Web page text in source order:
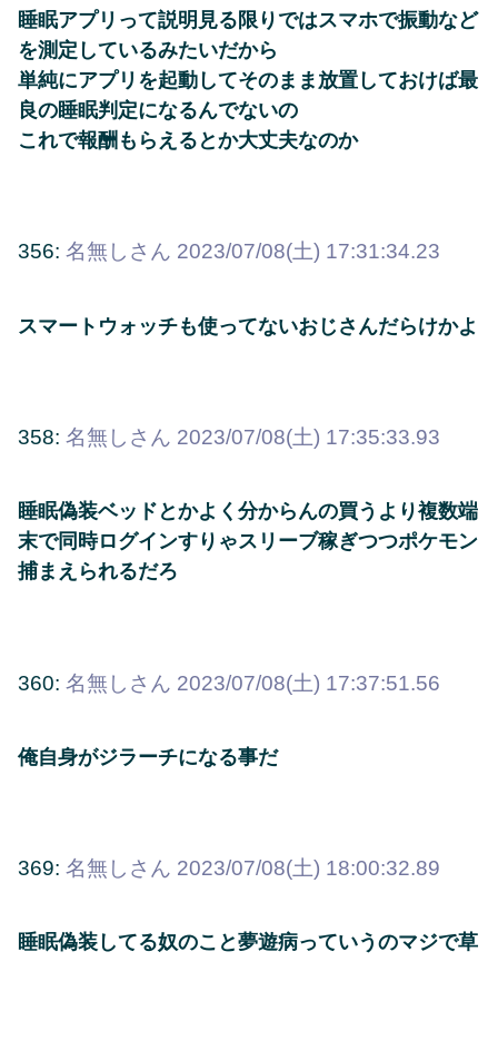
睡眠アプリって説明見る限りではスマホで振動など
を測定しているみたいだから
単純にアプリを起動してそのまま放置しておけば最
良の睡眠判定になるんでないの
これで報酬もらえるとか大丈夫なのか
356: 名無しさん 2023/07/08(土) 17:31:34.23
スマートウォッチも使ってないおじさんだらけかよ
358: 名無しさん 2023/07/08(土) 17:35:33.93
睡眠偽装ベッドとかよく分からんの買うより複数端
末で同時ログインすりゃスリーブ稼ぎつつポケモン
捕まえられるだろ
360: 名無しさん 2023/07/08(土) 17:37:51.56
俺自身がジラーチになる事だ
369: 名無しさん 2023/07/08(土) 18:00:32.89
睡眠偽装してる奴のこと夢遊病っていうのマジで草